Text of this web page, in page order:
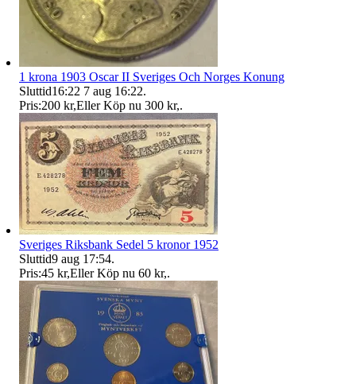
1 krona 1903 Oscar II Sveriges Och Norges Konung
Sluttid16:22 7 aug 16:22.
Pris:200 kr,Eller Köp nu 300 kr,.
Sveriges Riksbank Sedel 5 kronor 1952
Sluttid9 aug 17:54.
Pris:45 kr,Eller Köp nu 60 kr,.